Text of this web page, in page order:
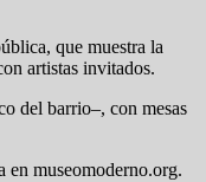
que muestra la
artistas invitados.
del barrio–, con mesas
en museomoderno.org.